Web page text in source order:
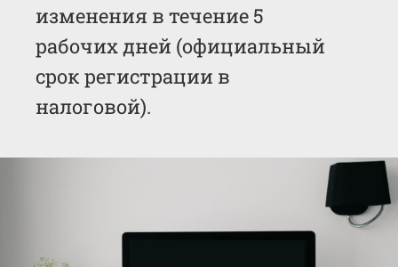
изменения в течение 5
рабочих дней (официальный
срок регистрации в
налоговой).